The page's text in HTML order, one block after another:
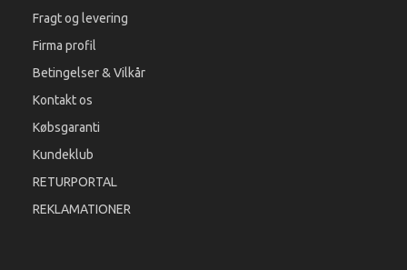
Fragt og levering
Firma profil
Betingelser & Vilkår
Kontakt os
Købsgaranti
Kundeklub
RETURPORTAL
REKLAMATIONER